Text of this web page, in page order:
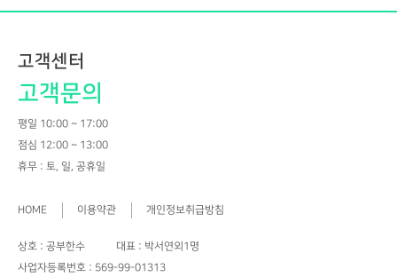
서비스 초기 화면에 게시한다.
②공부한수(길잡이)는 ‘약관의 규제에 관한 법률’, ‘정보통신망
이용촉진 및 정보보호 등에 관한 법률(이하 “정보통신망법”이라
함)’ 등 관련법을 위배하지 않는 범위에서 이 약관을 개정할 수
있다.
③공부한수(길잡이)이 약관을 개정할 경우에는 적용일자 및
개정약관의 적용일자 30일 전부터 적용일자 전일까지 공지한다.
서비스 부정이용 방지, 만 14세 미만 아동의 개인정보 처리시
목적으로 개인정보를 처리합니다.
재화 또는 서비스 제공
고충처리
민원인의 신원 확인, 민원사항 확인, 사실조사를 위한 연락·통지,
고객센터
고객문의
평일 10:00 ~ 17:00
점심 12:00 ~ 13:00
휴무 : 토, 일, 공휴일
HOME 이용약관 개인정보취급방침
상호 : 공부한수
대표 : 박서연외1명
사업자등록번호 : 569-99-01313